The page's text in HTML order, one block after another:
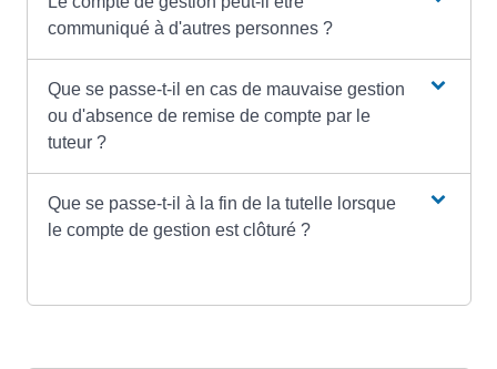
communiqué à d'autres personnes ?
Que se passe-t-il en cas de mauvaise gestion
ou d'absence de remise de compte par le
tuteur ?
Que se passe-t-il à la fin de la tutelle lorsque
le compte de gestion est clôturé ?